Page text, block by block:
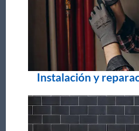
Instalación y